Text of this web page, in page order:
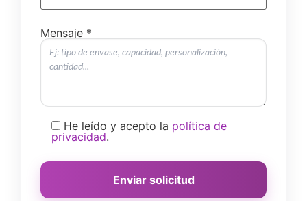
Mensaje *
He leído y acepto la política de
privacidad.